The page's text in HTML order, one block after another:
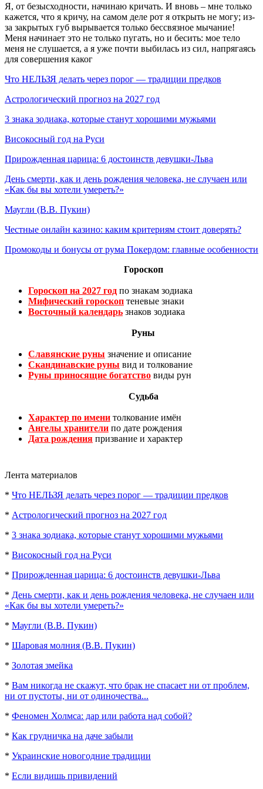
Я, от безысходности, начинаю кричать. И вновь – мне только
кажется, что я кричу, на самом деле рот я открыть не могу; из-
за закрытых губ вырывается только бессвязное мычание!
Меня начинает это не только пугать, но и бесить: мое тело
меня не слушается, а я уже почти выбилась из сил, напрягаясь
для совершения каког
Что НЕЛЬЗЯ делать через порог — традиции предков
Астрологический прогноз на 2027 год
3 знака зодиака, которые станут хорошими мужьями
Високосный год на Руси
Прирожденная царица: 6 достоинств девушки-Льва
День смерти, как и день рождения человека, не случаен или
«Как бы вы хотели умереть?»
Маугли (В.В. Пукин)
Честные онлайн казино: каким критериям стоит доверять?
Промокоды и бонусы от рума Покердом: главные особенности
Гороскоп
Гороскоп на 2027 год по знакам зодиака
Мифический гороскоп теневые знаки
Восточный календарь знаков зодиака
Руны
Славянские руны значение и описание
Скандинавские руны вид и толкование
Руны приносящие богатство виды рун
Судьба
Характер по имени толкование имён
Ангелы хранители по дате рождения
Дата рождения призвание и характер
Лента материалов
* Что НЕЛЬЗЯ делать через порог — традиции предков
* Астрологический прогноз на 2027 год
* 3 знака зодиака, которые станут хорошими мужьями
* Високосный год на Руси
* Прирожденная царица: 6 достоинств девушки-Льва
* День смерти, как и день рождения человека, не случаен или
«Как бы вы хотели умереть?»
* Маугли (В.В. Пукин)
* Шаровая молния (В.В. Пукин)
* Золотая змейка
* Вам никогда не скажут, что брак не спасает ни от проблем,
ни от пустоты, ни от одиночества...
* Феномен Холмса: дар или работа над собой?
* Как грудничка на даче забыли
* Украинские новогодние традиции
* Если видишь привидений